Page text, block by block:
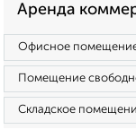
Аренда
Офисное
Помещение
Складское